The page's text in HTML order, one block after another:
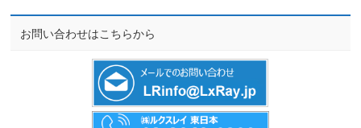
お問い合わせはこちらから